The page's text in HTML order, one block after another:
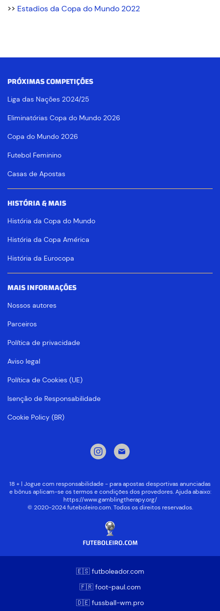
>> Estadios da Copa do Mundo 2022
PRÓXIMAS COMPETIÇÕES
Liga das Nações 2024/25
Eliminatórias Copa do Mundo 2026
Copa do Mundo 2026
Futebol Feminino
Casas de Apostas
HISTÓRIA & MAIS
História da Copa do Mundo
História da Copa América
História da Eurocopa
MAIS INFORMAÇÕES
Nossos autores
Parceiros
Política de privacidade
Aviso legal
Política de Cookies (UE)
Isenção de Responsabilidade
Cookie Policy (BR)
18 + | Jogue com responsabilidade - para apostas desportivas anunciadas
e bônus aplicam-se os termos e condições dos provedores. Ajuda abaixo:
https://www.gamblingtherapy.org/
© 2020-2024 futeboleiro.com. Todos os direitos reservados.
🇪🇸 futboleador.com
🇫🇷 foot-paul.com
🇩🇪 fussball-wm.pro